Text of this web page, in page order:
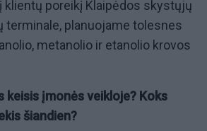
klientų poreikį Klaipėdos skystųjų
terminale, planuojame tolesnes
metanolio ir etanolio krovos
keisis įmonės veikloje? Koks
šiandien?